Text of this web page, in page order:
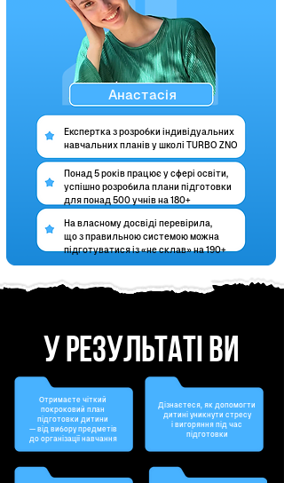
Анастасія
Експертка з розробки індивідуальних
навчальних планів у школі TURBO ZNO
Понад 5 років працює у сфері освіти,
успішно розробила плани підготовки
для понад 500 учнів на 180+
На власному досвіді перевірила,
що з правильною системою можна
підготуватися із «не склав» на 190+
Отримаєте чіткий
покроковий план
підготовки дитини
— від вибору предметів
до організації навчання
У РЕЗУЛЬТАТІ ВИ
Дізнаєтеся, як допомогти
дитині уникнути стресу
і вигоряння під час
підготовки